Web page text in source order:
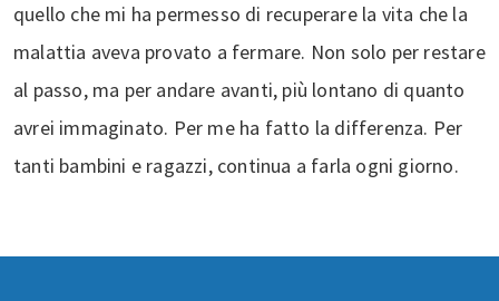
quello che mi ha permesso di recuperare la vita che la
malattia aveva provato a fermare. Non solo per restare
al passo, ma per andare avanti, più lontano di quanto
avrei immaginato. Per me ha fatto la differenza. Per
tanti bambini e ragazzi, continua a farla ogni giorno.